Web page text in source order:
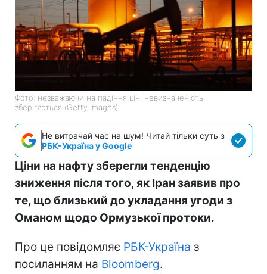
Фото: незважаючи на падіння цін, невизначеність
зберігається (Getty Images)
Не витрачай час на шум! Читай тільки суть з
РБК-Україна у Google
Ціни на нафту зберегли тенденцію
зниження після того, як Іран заявив про
те, що близький до укладання угоди з
Оманом щодо Ормузької протоки.
Про це повідомляє РБК-Україна з
посиланням на Bloomberg.